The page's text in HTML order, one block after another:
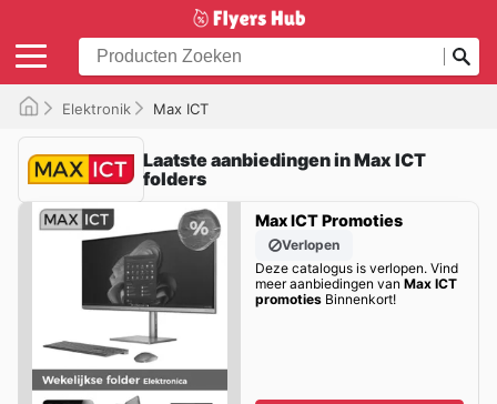
Elektronik Max ICT
Laatste aanbiedingen in Max ICT
folders
Max ICT Promoties
Verlopen
Deze catalogus is verlopen. Vind
meer aanbiedingen van Max ICT
promotiesBinnenkort!